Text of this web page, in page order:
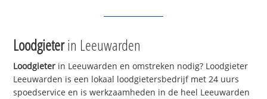
Loodgieterin Leeuwarden
Loodgieter in Leeuwarden en omstreken nodig? Loodgieter
Leeuwarden is een lokaal loodgietersbedrijf met 24 uurs
spoedservice en is werkzaamheden in de heel Leeuwarden